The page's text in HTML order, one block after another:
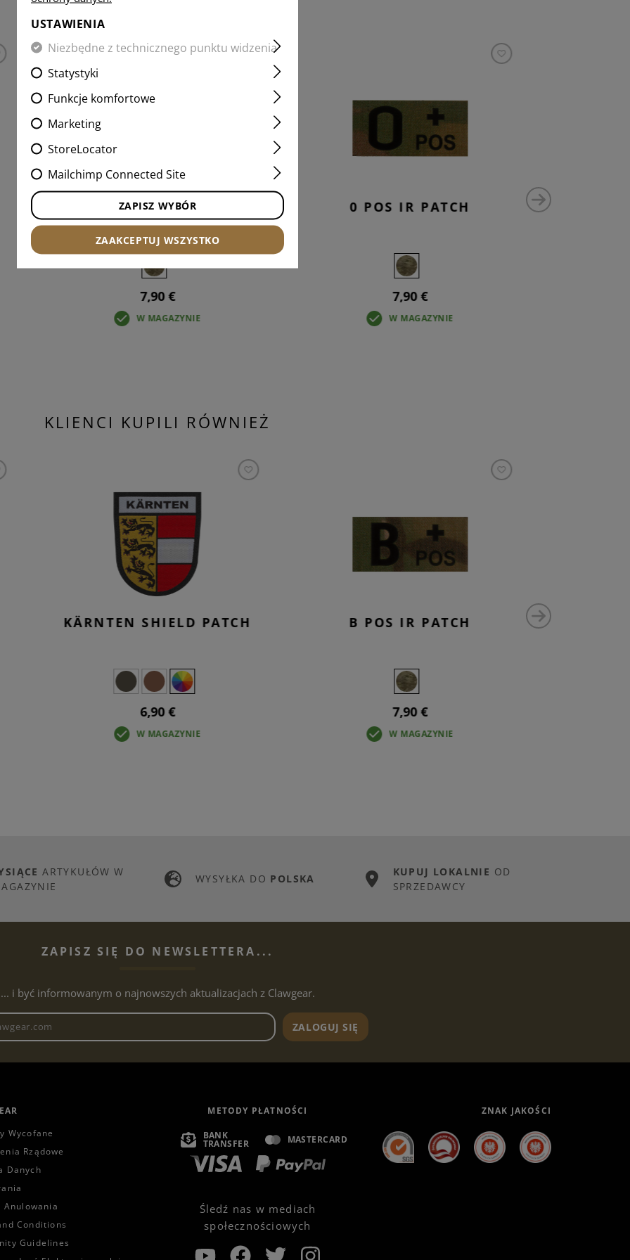
INTERESUJĄCE PRODUKTY
A NEG IR PATCH
7,90 €
W MAGAZYNIE
0 POS IR PATCH
7,90 €
W MAGAZYNIE
KLIENCI KUPILI RÓWNIEŻ
KÄRNTEN SHIELD PATCH
6,90 €
W MAGAZYNIE
B POS IR PATCH
7,90 €
W MAGAZYNIE
ARTYKUŁÓW W
WYSYŁKA DO POLSKA
KUPUJ LOKALNIE OD
SPRZEDAWCY
ZAPISZ SIĘ DO NEWSLETTERA...
... i być informowanym o najnowszych aktualizacjach z Clawgear.
Adres e-mailowy biuletynuZALOGUJ SIĘ
Wycofane
Rządowe
Danych
Anulowania
Conditions
Guidelines
METODY PŁATNOŚCI
BANK
TRANSFER MASTERCARD
Śledź nas w mediach
społecznościowych
ZNAK JAKOŚCI
USTAWIENIA
Niezbędne z technicznego punktu widzenia
Statystyki
Funkcje komfortowe
Marketing
StoreLocator
Mailchimp Connected Site
ZAPISZ WYBÓR
ZAAKCEPTUJ WSZYSTKO